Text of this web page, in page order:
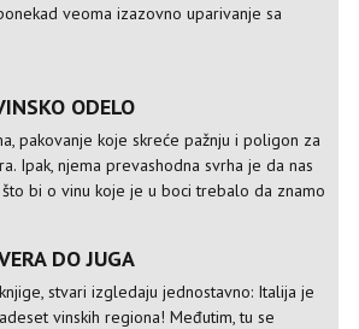
veoma izazovno uparivanje sa
ODELO
pakovanje koje skreće pažnju i poligon za
Ipak, njema prevashodna svrha je da nas
bi o vinu koje je u boci trebalo da znamo
DO JUGA
stvari izgledaju jednostavno: Italija je
vinskih regiona! Međutim, tu se